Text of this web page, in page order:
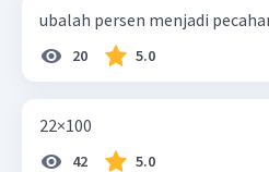
ubalah persen menjadi
20 5.0
22×100
42 5.0